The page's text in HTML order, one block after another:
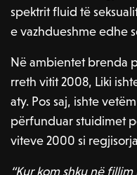
spektrit fluid të
e vazhdueshme edhe
Në ambientet brenda
rreth vitit 2008, Liki
aty. Pos saj, ishte
përfunduar stuidimet
viteve 2000 si
“Kur kom shku në